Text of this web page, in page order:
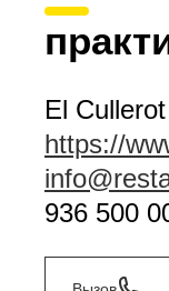
El Cullerot
https://
936 500